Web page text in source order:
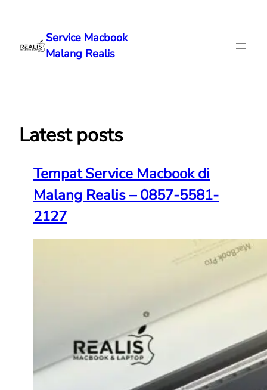
Service Macbook
Malang Realis
Latest posts
Tempat Service Macbook di
Malang Realis – 0857-5581-
2127